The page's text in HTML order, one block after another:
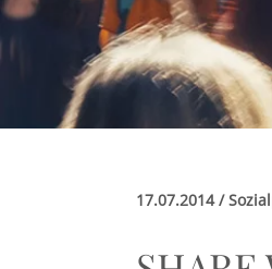
17.07.2014 /